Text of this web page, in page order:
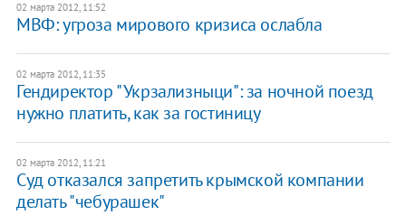
02 марта 2012, 11:52
МВФ: угроза мирового кризиса ослабла
02 марта 2012, 11:35
Гендиректор "Укрзализныци": за ночной поезд
нужно платить, как за гостиницу
02 марта 2012, 11:21
Суд отказался запретить крымской компании
делать "чебурашек"